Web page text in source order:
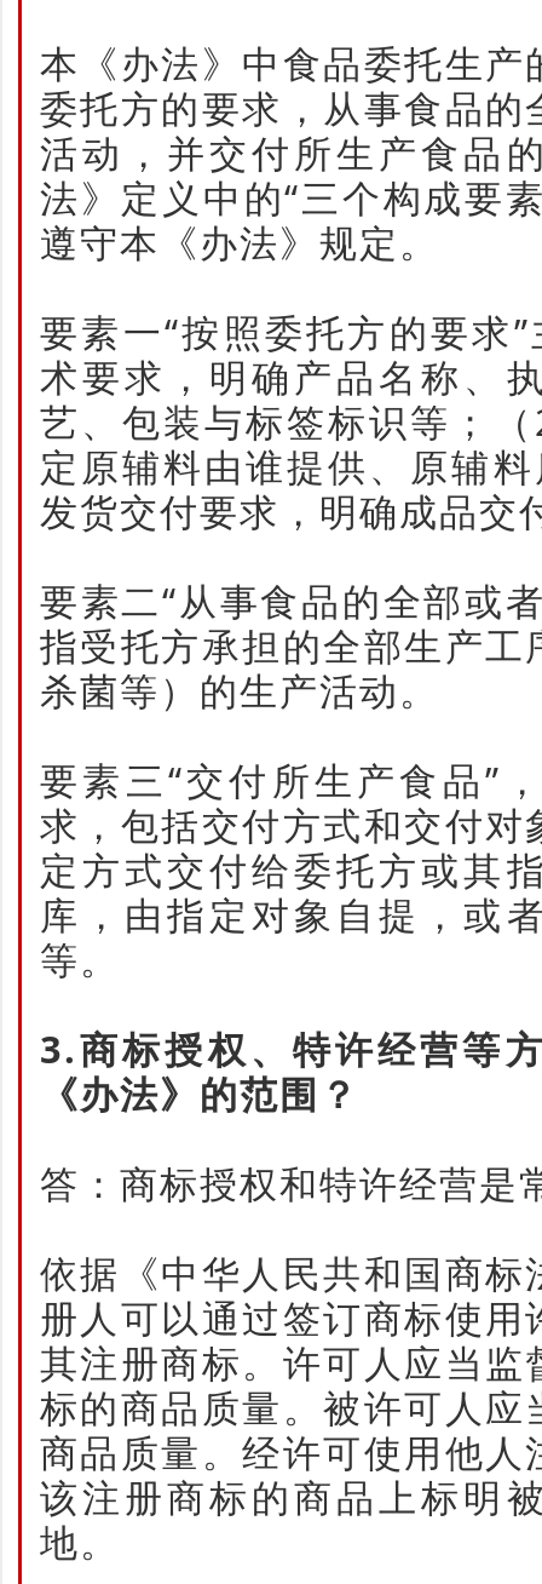
本《办法》中食品委托生
委托方的要求，从事食品
活动，并交付所生产食品
法》定义中的“三个构成要
遵守本《办法》规定。
要素一“按照委托方的要求
术要求，明确产品名称、
艺、包装与标签标识等；
定原辅料由谁提供、原辅
发货交付要求，明确成品交
要素二“从事食品的全部或
指受托方承担的全部生产
杀菌等）的生产活动。
要素三“交付所生产食品”
求，包括交付方式和交付
定方式交付给委托方或其
库，由指定对象自提，或
等。
3.商标授权、特许经营等
《办法》的范围？
答：商标授权和特许经营是
依据《中华人民共和国商
册人可以通过签订商标使
其注册商标。许可人应当
标的商品质量。被许可人
商品质量。经许可使用他
该注册商标的商品上标明
地。